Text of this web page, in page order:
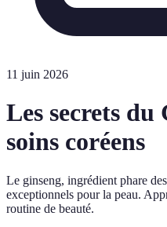
11 juin 2026
Les secrets du
soins coréens
Le ginseng, ingrédient phare
exceptionnels pour la peau.
routine de beauté.